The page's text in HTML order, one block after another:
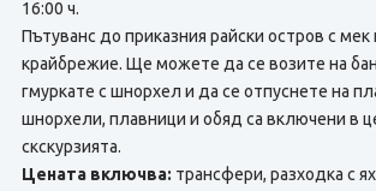
16:00 ч.
Пътуванс до приказния райски остров с мек
крайбрежие. Ще можете да ce возите на
гмуркате с шнорхел и да ce отпуснете нa
шнорхели, плавници и обяд са включени в
скскурзията.
Цената включва: трансфери, разходка с